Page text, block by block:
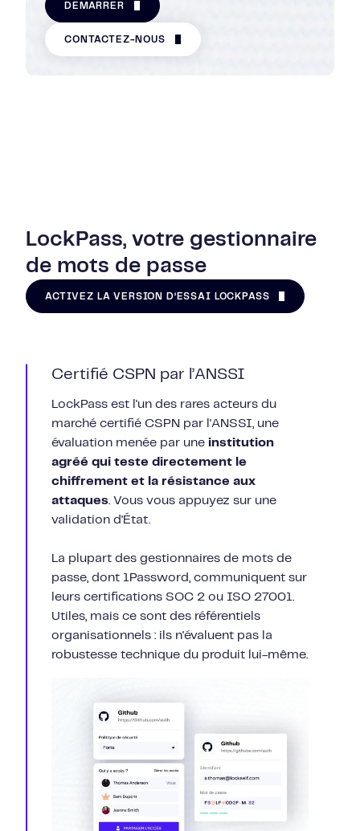
DÉMARRER
CONTACTEZ-NOUS
LockPass, votre gestionnaire
de mots de passe
ACTIVEZ LA VERSION D’ESSAI LOCKPASS
Certifié CSPN par l’ANSSI
LockPass est l'un des rares acteurs du
marché certifié CSPN par l'ANSSI, une
évaluation menée par une institution
agréé qui teste directement le
chiffrement et la résistance aux
attaques . Vous vous appuyez sur une
validation d'État.
La plupart des gestionnaires de mots de
passe, dont 1Password, communiquent sur
leurs certifications SOC 2 ou ISO 27001.
Utiles, mais ce sont des référentiels
organisationnels : ils n'évaluent pas la
robustesse technique du produit lui-même.